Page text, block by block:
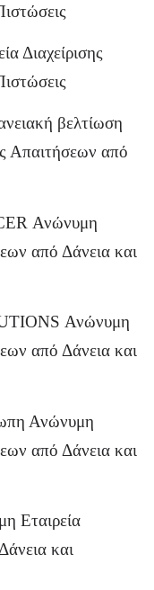
Διαχείρισης
βελτίωση
Απαιτήσεων από
Ανώνυμη
από Δάνεια και
Ανώνυμη
από Δάνεια και
Ανώνυμη
από Δάνεια και
Εταιρεία
και